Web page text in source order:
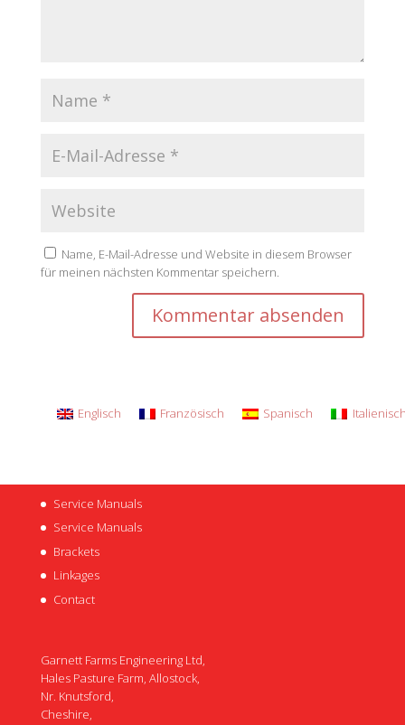
Name, E-Mail-Adresse und Website in diesem Browser
für meinen nächsten Kommentar speichern.
Englisch Französisch Spanisch
Service Manuals
Service Manuals
Brackets
Linkages
Contact
Garnett Farms Engineering Ltd,
Hales Pasture Farm, Allostock,
Nr. Knutsford,
Cheshire,